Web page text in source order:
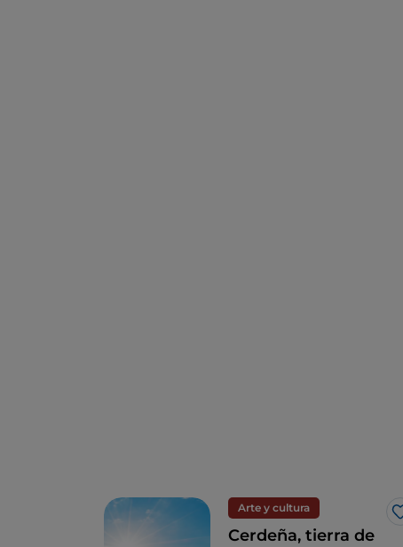
Arte y cultura
Cerdeña, tierra de